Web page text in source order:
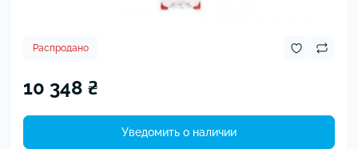
Распродано
10 348 ₴
Уведомить о наличии